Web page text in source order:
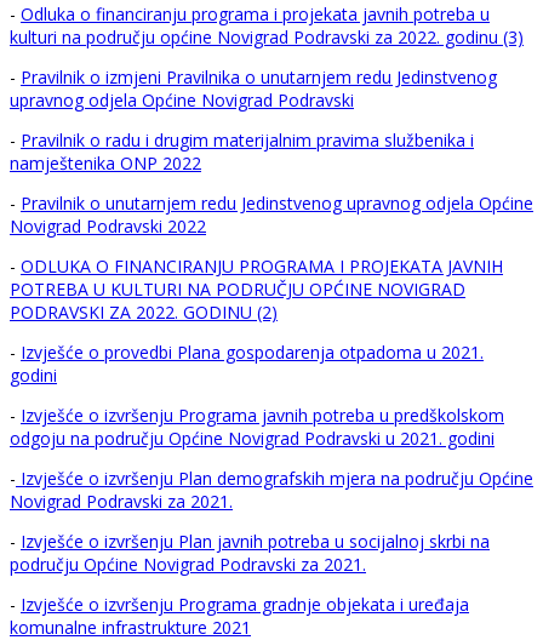
- Odluka o financiranju programa i projekata javnih potreba u
kulturi na području općine Novigrad Podravski za 2022. godinu (3)
- Pravilnik o izmjeni Pravilnika o unutarnjem redu Jedinstvenog
upravnog odjela Općine Novigrad Podravski
- Pravilnik o radu i drugim materijalnim pravima službenika i
namještenika ONP 2022
- Pravilnik o unutarnjem redu Jedinstvenog upravnog odjela Općine
Novigrad Podravski 2022
- ODLUKA O FINANCIRANJU PROGRAMA I PROJEKATA JAVNIH
POTREBA U KULTURI NA PODRUČJU OPĆINE NOVIGRAD
PODRAVSKI ZA 2022. GODINU (2)
- Izvješće o provedbi Plana gospodarenja otpadoma u 2021.
godini
- Izvješće o izvršenju Programa javnih potreba u predškolskom
odgoju na području Općine Novigrad Podravski u 2021. godini
- Izvješće o izvršenju Plan demografskih mjera na području Općine
Novigrad Podravski za 2021.
- Izvješće o izvršenju Plan javnih potreba u socijalnoj skrbi na
području Općine Novigrad Podravski za 2021.
- Izvješće o izvršenju Programa gradnje objekata i uređaja
komunalne infrastrukture 2021